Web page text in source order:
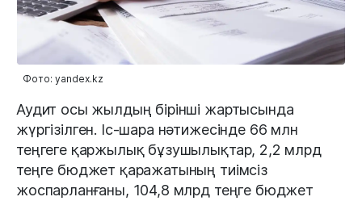
Фото: yandex.kz
Аудит осы жылдың бірінші жартысында
жүргізілген. Іс-шара нәтижесінде 66 млн
теңгеге қаржылық бұзушылықтар, 2,2 млрд
теңге бюджет қаражатының тиімсіз
жоспарланғаны, 104,8 млрд теңге бюджет